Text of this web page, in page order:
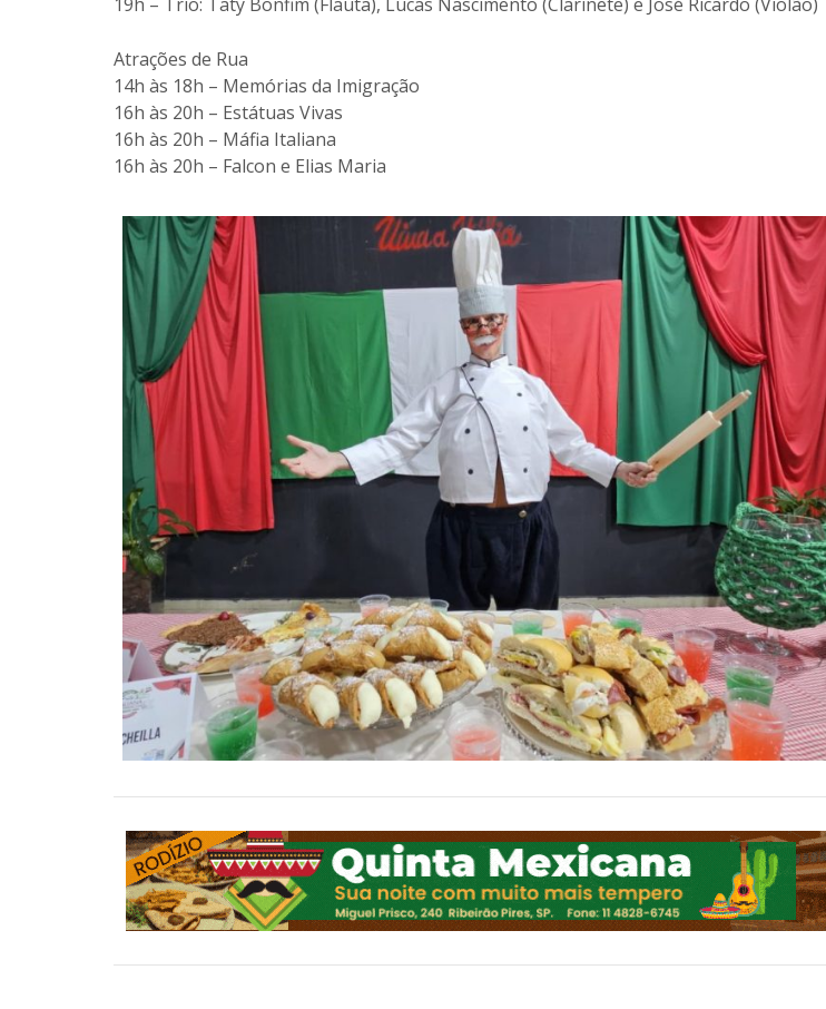
Atrações de Rua
14h às 18h – Memórias da Imigração
16h às 20h – Estátuas Vivas
16h às 20h – Máfia Italiana
16h às 20h – Falcon e Elias Maria